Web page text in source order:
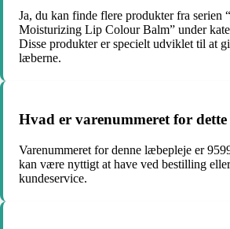
Ja, du kan finde flere produkter fra serien
Moisturizing Lip Colour Balm” under
Disse produkter er specielt udviklet til at
læberne.
Hvad er varenummeret for
Varenummeret for denne læbepleje er
kan være nyttigt at have ved bestilling
kundeservice.